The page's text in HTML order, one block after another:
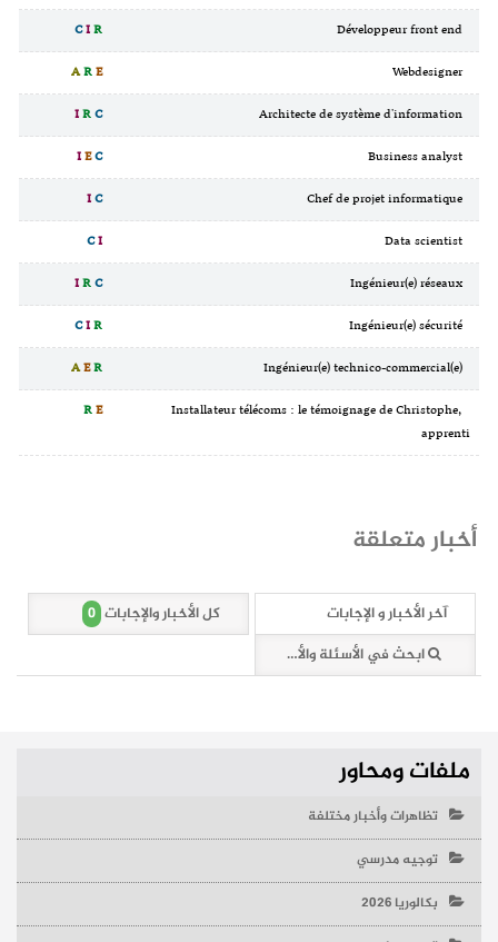
CIR
Webdesigner
ARE
IRC
IEC
IC
CI
IRC
CIR
AER
Installateur télécoms : le témoignage de Christophe,
apprenti
RE
أخبار متعلقة
آخر الأخبار و الإجابات كل الأخبار والإجابات 0
ابحث في الأسئلة والأخبار (0 وثائق)
ملفات ومحاور
تظاهرات وأخبار مختلفة
توجيه مدرسي
بكالوريا 2026